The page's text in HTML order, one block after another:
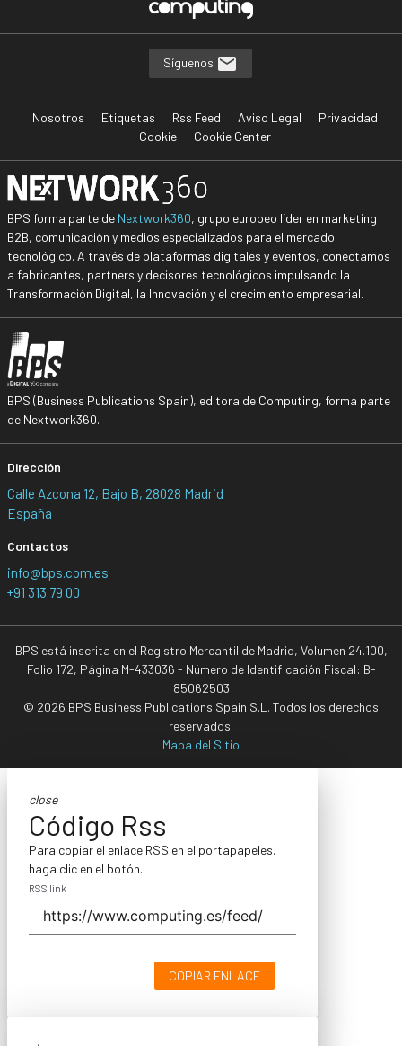
Síguenos
Nosotros Etiquetas Rss Feed Aviso Legal
Privacidad
Cookie
Cookie Center
BPS forma parte de Nextwork360, grupo europeo líder en marketing
B2B, comunicación y medios especializados para el mercado
tecnológico. A través de plataformas digitales y eventos, conectamos
a fabricantes, partners y decisores tecnológicos impulsando la
Transformación Digital, la Innovación y el crecimiento empresarial.
BPS (Business Publications Spain), editora de Computing, forma parte
de Nextwork360.
Dirección
Calle Azcona 12, Bajo B, 28028 Madrid
España
Contactos
info@bps.com.es
+91 313 79 00
BPS está inscrita en el Registro Mercantil de Madrid, Volumen 24.100,
Folio 172, Página M-433036 - Número de Identificación Fiscal: B-
85062503
© 2026 BPS Business Publications Spain S.L. Todos los derechos
reservados.
Mapa del Sitio
close
Código Rss
Para copiar el enlace RSS en el portapapeles,
haga clic en el botón.
RSS link
COPIAR ENLACE